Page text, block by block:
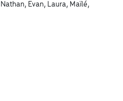
Evan, Laura, Maïlé,